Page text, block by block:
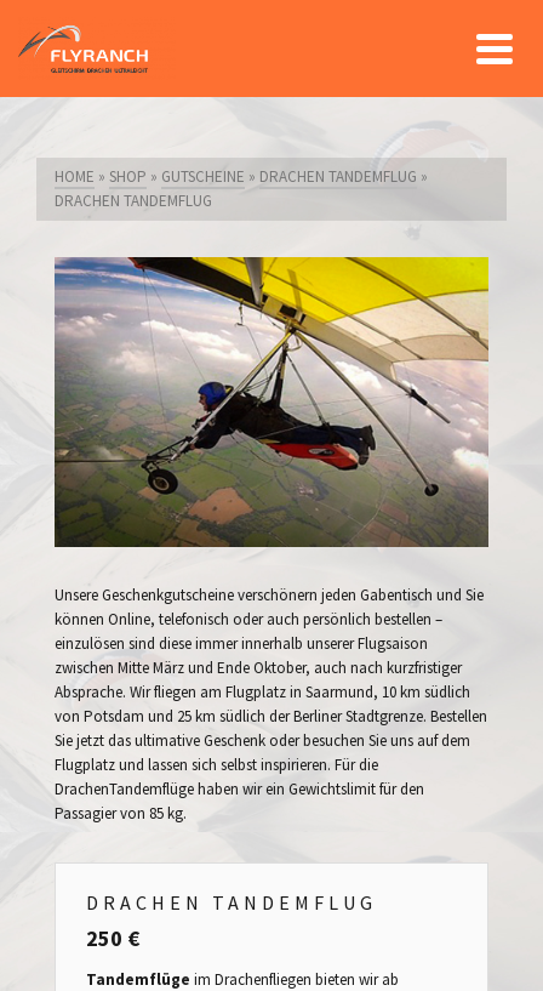
HOME » SHOP » GUTSCHEINE » DRACHEN TANDEMFLUG »
DRACHEN TANDEMFLUG
Unsere Geschenkgutscheine verschönern jeden Gabentisch und Sie
können Online, telefonisch oder auch persönlich bestellen –
einzulösen sind diese immer innerhalb unserer Flugsaison
zwischen Mitte März und Ende Oktober, auch nach kurzfristiger
Absprache. Wir fliegen am Flugplatz in Saarmund, 10 km südlich
von Potsdam und 25 km südlich der Berliner Stadtgrenze. Bestellen
Sie jetzt das ultimative Geschenk oder besuchen Sie uns auf dem
Flugplatz und lassen sich selbst inspirieren. Für die
DrachenTandemflüge haben wir ein Gewichtslimit für den
Passagier von 85 kg.
DRACHEN TANDEMFLUG
250 €
Tandemflüge im Drachenfliegen bieten wir ab